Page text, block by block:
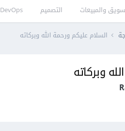
والمبيعات التصميم DevOps
السلام عليكم ورحمة الله وبركاته
وبركاته